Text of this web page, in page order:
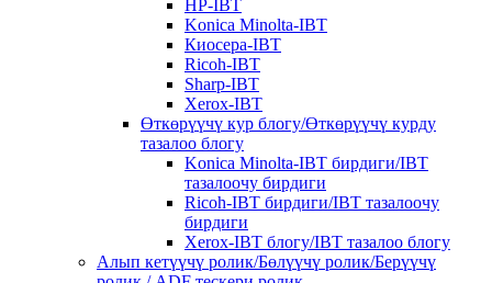
HP-IBT
Konica Minolta-IBT
Киосера-IBT
Ricoh-IBT
Sharp-IBT
Xerox-IBT
Өткөрүүчү кур блогу/Өткөрүүчү курду
тазалоо блогу
Konica Minolta-IBT бирдиги/IBT
тазалоочу бирдиги
Ricoh-IBT бирдиги/IBT тазалоочу
бирдиги
Xerox-IBT блогу/IBT тазалоо блогу
Алып кетүүчү ролик/Бөлүүчү ролик/Берүүчү